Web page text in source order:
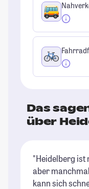
Das
über
"Heidelberg ist
aber
kann sich